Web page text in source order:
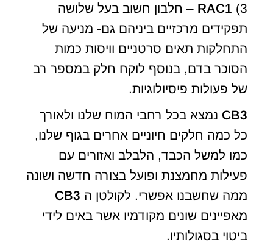
3)
RAC1 – חלבון חשוב בעל שלושה
תפקידים מרכזיים ביניהם גם- מניעה של
התחלקות תאים סרטניים וויסות כמות
הסוכר בדם, בנוסף לוקח חלק במספר רב
של פעולות פיסיולוגיות.
CB3 נמצא בכל רחבי המוח שלנו ולאורך
כל כמה חלקים חיוניים אחרים בגוף שלנו,
כמו למשל הכבד, הלבלב ואזורים עם
פעילות מחמצנת ופועל בצורה חדשה ושונה
ממה שחשבנו אפשרי. לקולטן ה CB3
מאפיינים שונים מקודמיו אשר באים לידי
ביטוי בסגולותיו.